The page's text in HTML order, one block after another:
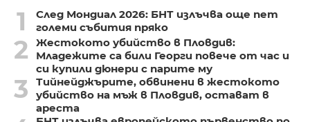
1
След Мондиал 2026: БНТ излъчва още пет
големи събития пряко
2
Жестокото убийство в Пловдив:
Младежите са били Георги повече от час и
си купили дюнери с парите му
3
Тийнейджърите, обвинени в жестокото
убийство на мъж в Пловдив, остават в
ареста